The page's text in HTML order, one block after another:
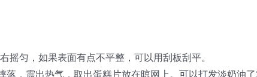
摇匀，如果表面有点不平整，可以用刮板刮平。
落，震出热气，取出蛋糕片放在晾网上。可以打发淡奶油